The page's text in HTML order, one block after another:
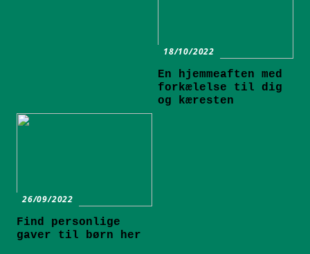
18/10/2022
En hjemmeaften med
forkælelse til dig
og kæresten
26/09/2022
Find personlige
gaver til børn her